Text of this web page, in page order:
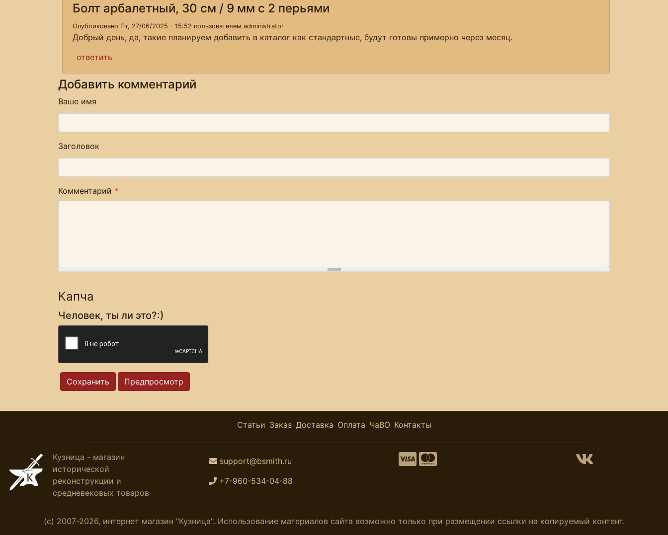
Болт арбалетный, 30 см / 9 мм с 2 перьями
Опубликовано Пт, 27/06/2025 - 15:52 пользователем administrator
Добрый день, да, такие планируем добавить в каталог как стандартные, будут готовы примерно через месяц.
ответить
Добавить комментарий
Ваше имя
Заголовок
Комментарий *
Капча
Человек, ты ли это?:)
Статьи Заказ Доставка Оплата ЧаВО Контакты
Кузница - магазин
исторической
реконструкции и
средневековых товаров
support@bsmith.ru
+7-960-534-04-88
(с) 2007-2026, интернет магазин "Кузница". Использование материалов сайта возможно только при размещении ссылки на копируемый контент.